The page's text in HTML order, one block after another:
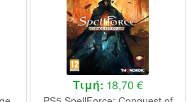
Τιμή: 18,70 €